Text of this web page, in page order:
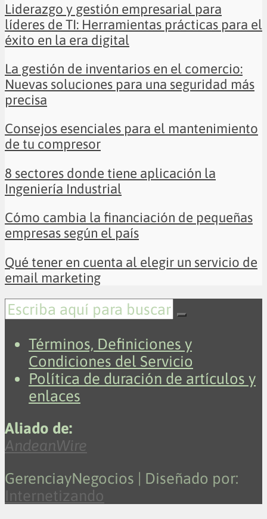
Liderazgo y gestión empresarial para
líderes de TI: Herramientas prácticas para el
éxito en la era digital
La gestión de inventarios en el comercio:
Nuevas soluciones para una seguridad más
precisa
Consejos esenciales para el mantenimiento
de tu compresor
8 sectores donde tiene aplicación la
Ingeniería Industrial
Cómo cambia la financiación de pequeñas
empresas según el país
Qué tener en cuenta al elegir un servicio de
email marketing
Términos, Definiciones y
Condiciones del Servicio
Política de duración de artículos y
enlaces
Aliado de:
AndeanWire
GerenciayNegocios | Diseñado por:
Internetizando